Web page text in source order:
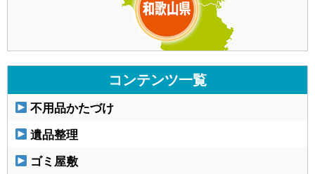
コンテンツ一覧
不用品かたづけ
遺品整理
ゴミ屋敷